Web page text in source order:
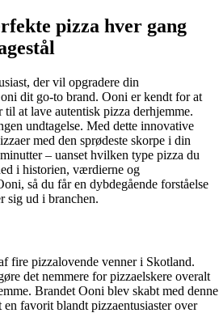
pizza hver gang
der vil opgradere din
dit go-to brand. Ooni er kendt for at
at lave autentisk pizza derhjemme.
undtagelse. Med dette innovative
med den sprødeste skorpe i din
– uanset hvilken type pizza du
i historien, værdierne og
så du får en dybdegående forståelse
sig ud i branchen.
fire pizzalovende venner i Skotland.
det nemmere for pizzaelskere overalt
Brandet Ooni blev skabt med denne
favorit blandt pizzaentusiaster over